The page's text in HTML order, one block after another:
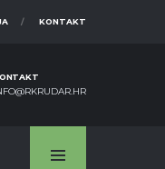
KONTAKT